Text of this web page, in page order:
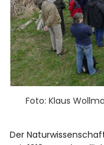
Foto: Klaus
Der